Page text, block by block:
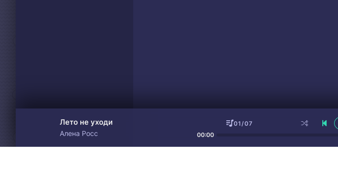
Лето не уходи
Алена Росс
01/07
00:00